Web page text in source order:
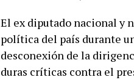
El ex diputado nacional y
política del país durante
desconexión de la
duras críticas contra el